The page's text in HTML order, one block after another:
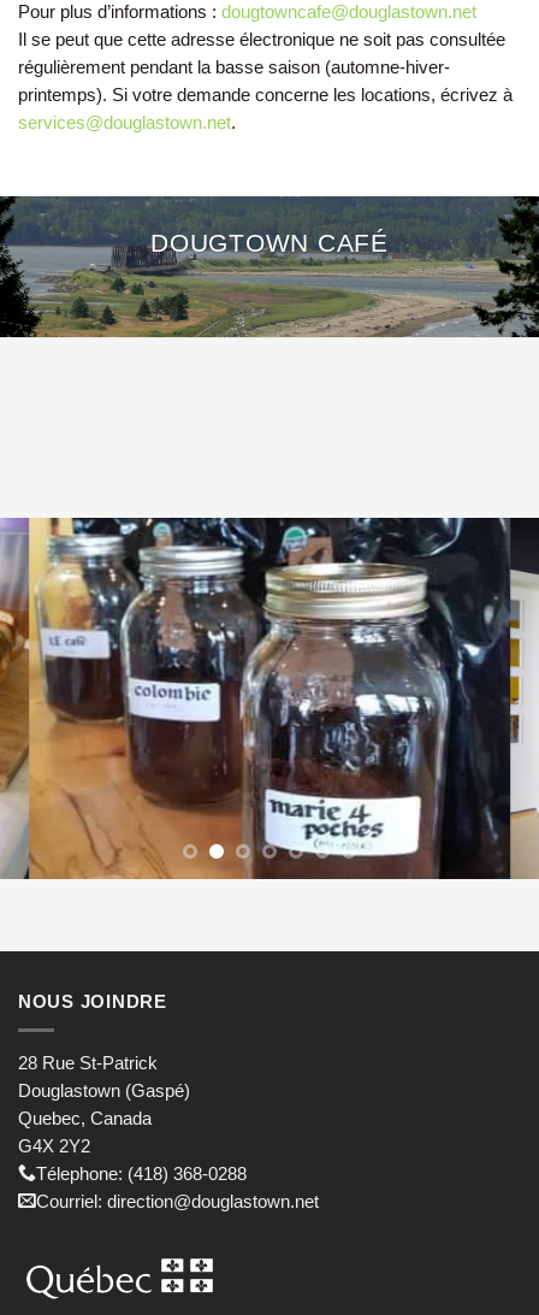
Pour plus d’informations : dougtowncafe@douglastown.net
Il se peut que cette adresse électronique ne soit pas consultée
régulièrement pendant la basse saison (automne-hiver-
printemps). Si votre demande concerne les locations, écrivez à
services@douglastown.net.
DOUGTOWN CAFÉ
NOUS JOINDRE
28 Rue St-Patrick
Douglastown (Gaspé)
Quebec, Canada
G4X 2Y2
Télephone: (418) 368-0288
Courriel: direction@douglastown.net